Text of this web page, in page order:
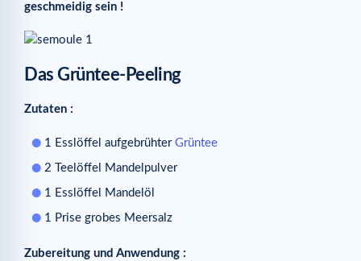
geschmeidig sein !
Das Grüntee-Peeling
Zutaten :
1 Esslöffel aufgebrühter Grüntee
2 Teelöffel Mandelpulver
1 Esslöffel Mandelöl
1 Prise grobes Meersalz
Zubereitung und Anwendung :